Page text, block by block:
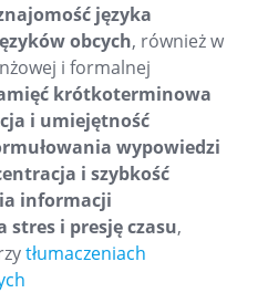
języka
obcych, również w
i formalnej
krótkoterminowa
i umiejętność
wypowiedzi
i szybkość
informacji
stres i presję czasu,
tłumaczeniach